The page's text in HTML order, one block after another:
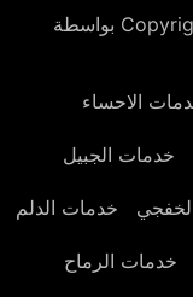
بواسطة
الاحساء
خدمات الجبيل
خدمات الدلم
خدمات الرماح